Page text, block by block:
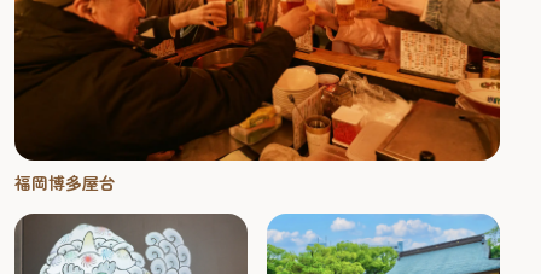
福岡博多屋台